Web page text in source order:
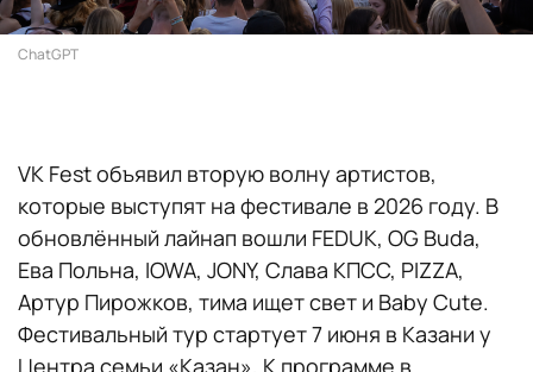
ChatGPT
VK Fest объявил вторую волну артистов,
которые выступят на фестивале в 2026 году. В
обновлённый лайнап вошли FEDUK, OG Buda,
Ева Польна, IOWA, JONY, Слава КПСС, PIZZA,
Артур Пирожков, тима ищет свет и Baby Cute.
Фестивальный тур стартует 7 июня в Казани у
Центра семьи «Казан». К программе в